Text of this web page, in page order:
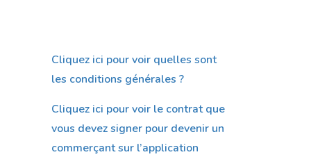
Cliquez ici pour voir quelles sont
les conditions générales ?
Cliquez ici pour voir le contrat que
vous devez signer pour devenir un
commerçant sur l’application